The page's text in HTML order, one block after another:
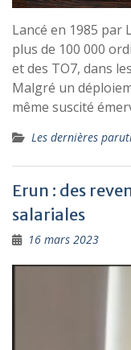
Lancé en 1985 par
plus de 100 000
et des TO7, dans
Malgré un
même suscité
Les dernières
Erun : des
salariales
16 mars 2023